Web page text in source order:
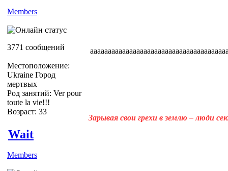
Members
3771 сообщений
Местоположение:
Ukraine Город
мертвых
Род занятий: Ver pour
toute la vie!!!
Возраст: 33
Зарывая свои грехи в землю – люди
Wait
Members